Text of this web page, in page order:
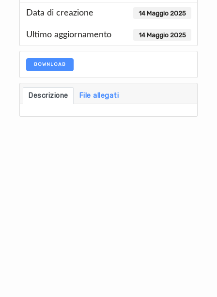
Data di creazione 14 Maggio 2025
Ultimo aggiornamento 14 Maggio 2025
DOWNLOAD
Descrizione File allegati